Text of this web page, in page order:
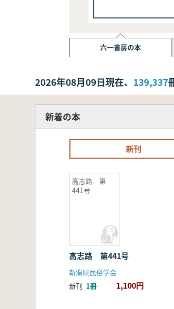
六一書房の本
2026年08月09日現在、 139,337
新着の本
新刊
高志路 第
441号
高志路 第441号
新潟県民俗学会
新刊 1冊 1,100円